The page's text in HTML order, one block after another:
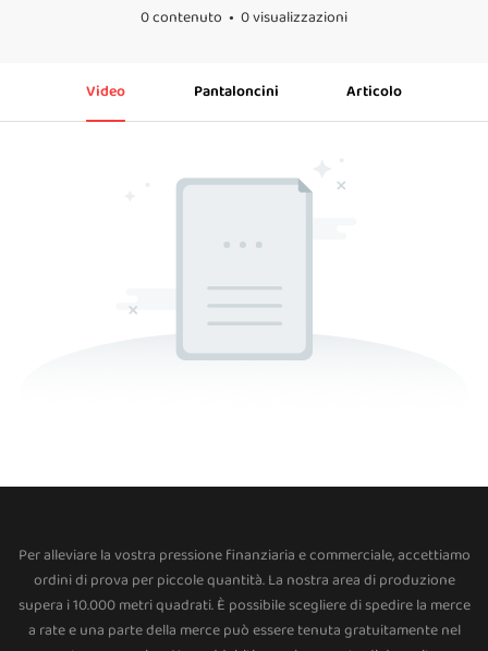
0 contenuto
0 visualizzazioni
Video Pantaloncini Articolo
Per alleviare la vostra pressione finanziaria e commerciale, accettiamo
ordini di prova per piccole quantità. La nostra area di produzione
supera i 10.000 metri quadrati. È possibile scegliere di spedire la merce
a rate e una parte della merce può essere tenuta gratuitamente nel